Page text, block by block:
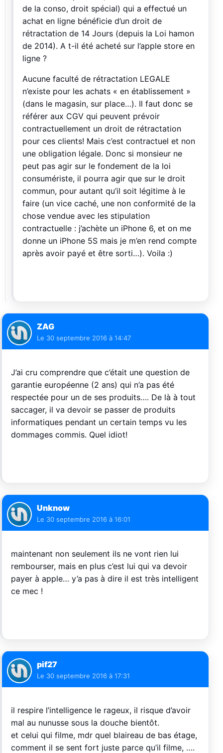
de la conso, droit spécial) qui a effectué un
achat en ligne bénéficie d’un droit de
rétractation de 14 Jours (depuis la Loi hamon
de 2014). A t-il été acheté sur l’apple store en
ligne ?
Aucune faculté de rétractation LEGALE
n’existe pour les achats « en établissement »
(dans le magasin, sur place…). Il faut donc se
référer aux CGV qui peuvent prévoir
contractuellement un droit de rétractation
pour ces clients! Mais c’est contractuel et non
une obligation légale. Donc si monsieur ne
peut pas agir sur le fondement de la loi
consumériste, il pourra agir que sur le droit
commun, pour autant qu’il soit légitime à le
faire (un vice caché, une non conformité de la
chose vendue avec les stipulation
contractuelle : j’achète un iPhone 6, et on me
donne un iPhone 5S mais je m’en rend compte
après avoir payé et être sorti…). Voila :)
ZAG
Le 30 septembre 2016 à 14:47
J’ai cru comprendre que c’était une question de
garantie européenne (2 ans) qui n’a pas été
respectée pour un de ses produits…. De là à tout
saccager, il va devoir se passer de produits
informatiques pendant un certain temps vu les
dommages commis. Quel idiot!
Unknow
Le 30 septembre 2016 à 16:01
maintenant non seulement ils ne vont rien lui
rembourser, mais en plus c’est lui qui va devoir
payer à apple… y’a pas à dire il est très intelligent
ce mec !
pif27
Le 30 septembre 2016 à 17:31
il respire l’intelligence le rageux, il risque d’avoir
mal au nunusse sous la douche bientôt.
et celui qui filme, mdr quel blaireau de bas étage,
comment il se sent fort juste parce qu’il filme, ….